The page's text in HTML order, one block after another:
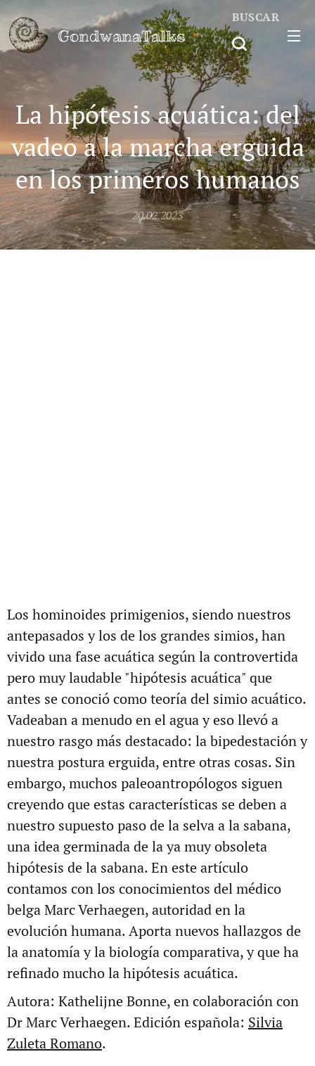
GondwanaTalks
BUSCAR
La hipótesis acuática: del
vadeo a la marcha erguida
en los primeros humanos
20.02.2023
Los hominoides primigenios, siendo nuestros
antepasados y los de los grandes simios, han
vivido una fase acuática según la controvertida
pero muy laudable "hipótesis acuática" que
antes se conoció como teoría del simio acuático.
Vadeaban a menudo en el agua y eso llevó a
nuestro rasgo más destacado: la bipedestación y
nuestra postura erguida, entre otras cosas. Sin
embargo, muchos paleoantropólogos siguen
creyendo que estas características se deben a
nuestro supuesto paso de la selva a la sabana,
una idea germinada de la ya muy obsoleta
hipótesis de la sabana. En este artículo
contamos con los conocimientos del médico
belga Marc Verhaegen, autoridad en la
evolución humana. Aporta nuevos hallazgos de
la anatomía y la biología comparativa, y que ha
refinado mucho la hipótesis acuática.
Autora: Kathelijne Bonne, en colaboración con
Dr Marc Verhaegen. Edición española: Silvia
Zuleta Romano.